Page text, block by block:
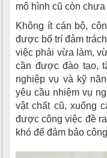
mô hình cũ còn chưa
Không ít cán bộ,
được bố trí đảm
việc phải vừa làm,
cần được đào tạo,
nghiệp vụ và kỹ
yêu cầu nhiệm vụ
vật chất cũ, xuống
được công việc đề
khó để đảm bảo